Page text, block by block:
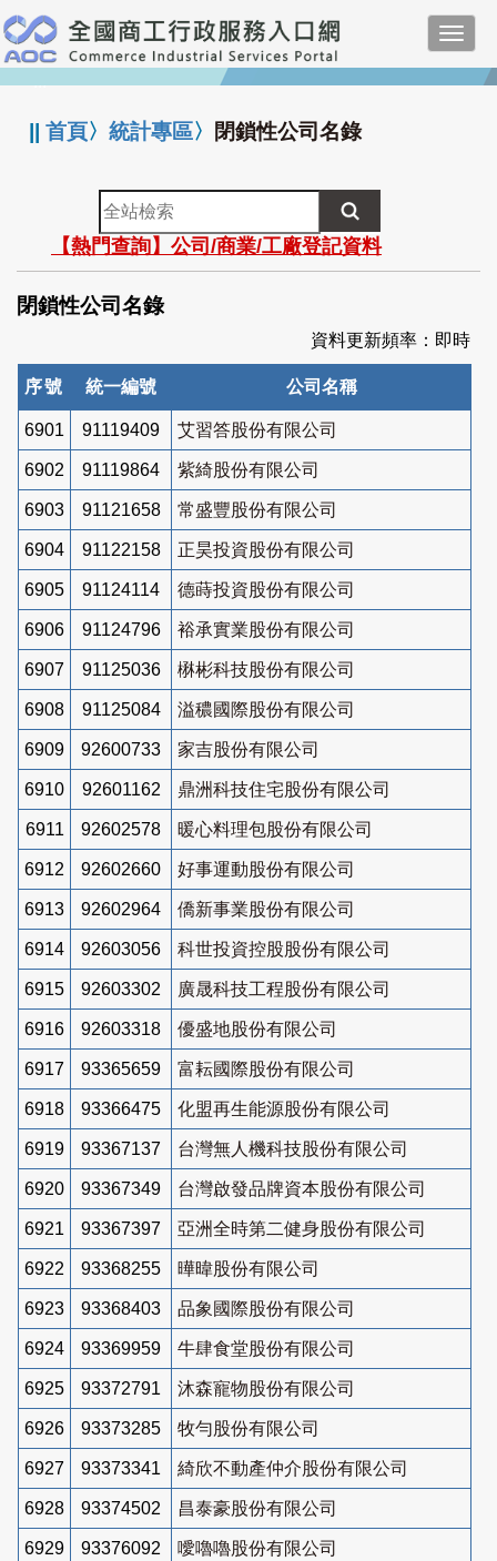
跳
到
主
要
:::
||首頁〉統計專區〉 閉鎖性公司名錄
全
站
檢
索
【熱門查詢】公司/商業/工廠登記資料
閉鎖性公司名錄
資料更新頻率：即時
序號 統一編號 公司名稱
6901 91119409 艾習答股份有限公司
6902 91119864 紫綺股份有限公司
6903 91121658 常盛豐股份有限公司
6904 91122158 正昊投資股份有限公司
6905 91124114 德蒔投資股份有限公司
6906 91124796 裕承實業股份有限公司
6907 91125036 楙彬科技股份有限公司
6908 91125084 溢穠國際股份有限公司
6909 92600733 家吉股份有限公司
6910 92601162 鼎洲科技住宅股份有限公司
6911 92602578 暖心料理包股份有限公司
6912 92602660 好事運動股份有限公司
6913 92602964 僑新事業股份有限公司
6914 92603056 科世投資控股股份有限公司
6915 92603302 廣晟科技工程股份有限公司
6916 92603318 優盛地股份有限公司
6917 93365659 富耘國際股份有限公司
6918 93366475 化盟再生能源股份有限公司
6919 93367137 台灣無人機科技股份有限公司
6920 93367349 台灣啟發品牌資本股份有限公司
6921 93367397 亞洲全時第二健身股份有限公司
6922 93368255 曄暐股份有限公司
6923 93368403 品象國際股份有限公司
6924 93369959 牛肆食堂股份有限公司
6925 93372791 沐森寵物股份有限公司
6926 93373285 牧勻股份有限公司
6927 93373341 綺欣不動產仲介股份有限公司
6928 93374502 昌泰豪股份有限公司
6929 93376092 噯嚕嚕股份有限公司